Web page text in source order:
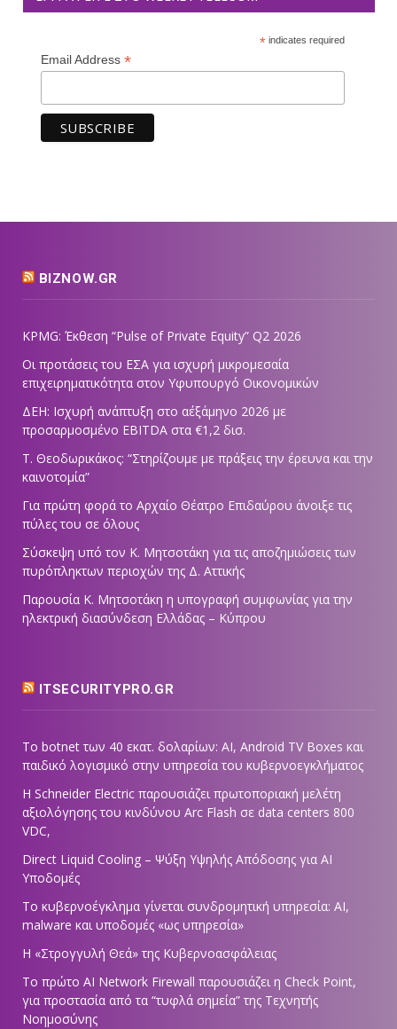
*indicates required
Email Address *
BIZNOW.GR
KPMG: Έκθεση “Pulse of Private Equity” Q2 2026
Οι προτάσεις του ΕΣΑ για ισχυρή μικρομεσαία
επιχειρηματικότητα στον Υφυπουργό Οικονομικών
ΔΕΗ: Ισχυρή ανάπτυξη στο α΄εξάμηνο 2026 με
προσαρμοσμένο EBITDA στα €1,2 δισ.
Τ. Θεοδωρικάκος: “Στηρίζουμε με πράξεις την έρευνα και την
καινοτομία”
Για πρώτη φορά το Αρχαίο Θέατρο Επιδαύρου άνοιξε τις
πύλες του σε όλους
Σύσκεψη υπό τον Κ. Μητσοτάκη για τις αποζημιώσεις των
πυρόπληκτων περιοχών της Δ. Αττικής
Παρουσία Κ. Μητσοτάκη η υπογραφή συμφωνίας για την
ηλεκτρική διασύνδεση Ελλάδας – Κύπρου
ITSECURITYPRO.GR
Το botnet των 40 εκατ. δολαρίων: AI, Android TV Boxes και
παιδικό λογισμικό στην υπηρεσία του κυβερνοεγκλήματος
Η Schneider Electric παρουσιάζει πρωτοποριακή μελέτη
αξιολόγησης του κινδύνου Arc Flash σε data centers 800
VDC,
Direct Liquid Cooling – Ψύξη Υψηλής Απόδοσης για AI
Υποδομές
Το κυβερνοέγκλημα γίνεται συνδρομητική υπηρεσία: AI,
malware και υποδομές «ως υπηρεσία»
Η «Στρογγυλή Θεά» της Κυβερνοασφάλειας
Tο πρώτο AI Network Firewall παρουσιάζει η Check Point,
για προστασία από τα “τυφλά σημεία” της Τεχνητής
Νοημοσύνης